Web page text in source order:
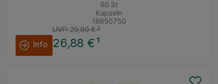
90 St
Kapseln
18650750
Info 26,88 €¹
UVP: 29,90 €³